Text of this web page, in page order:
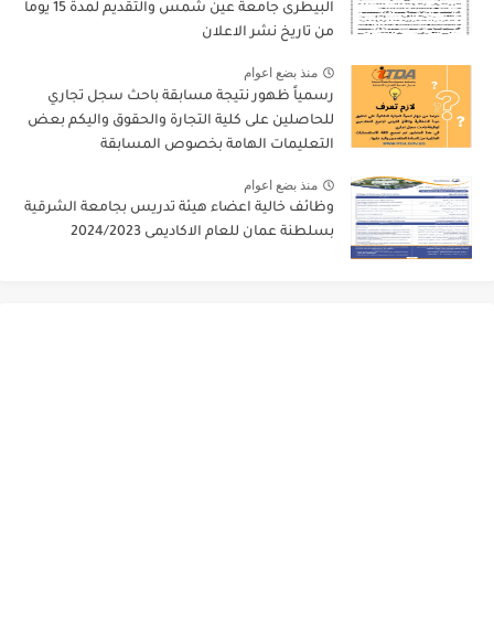
البيطرى جامعة عين شمس والتقديم لمدة 15 يوماً
من تاريخ نشر الاعلان
منذ بضع اعوام
رسمياً ظهور نتيجة مسابقة باحث سجل تجاري
للحاصلين على كلية التجارة والحقوق واليكم بعض
التعليمات الهامة بخصوص المسابقة
منذ بضع اعوام
وظائف خالية اعضاء هيئة تدريس بجامعة الشرقية
بسلطنة عمان للعام الاكاديمى 2024/2023